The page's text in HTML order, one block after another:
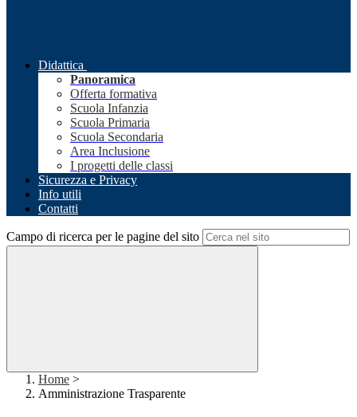
Didattica
Panoramica
Offerta formativa
Scuola Infanzia
Scuola Primaria
Scuola Secondaria
Area Inclusione
I progetti delle classi
Sicurezza e Privacy
Info utili
Contatti
Campo di ricerca per le pagine del sito
Home >
Amministrazione Trasparente